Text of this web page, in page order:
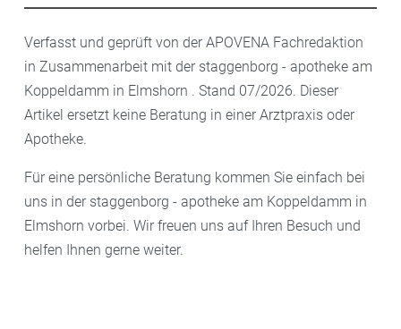
Verfasst und geprüft von der APOVENA Fachredaktion
in Zusammenarbeit mit der staggenborg - apotheke am
Koppeldamm in Elmshorn . Stand 07/2026. Dieser
Artikel ersetzt keine Beratung in einer Arztpraxis oder
Apotheke.
Für eine persönliche Beratung kommen Sie einfach bei
uns in der staggenborg - apotheke am Koppeldamm in
Elmshorn vorbei. Wir freuen uns auf Ihren Besuch und
helfen Ihnen gerne weiter.